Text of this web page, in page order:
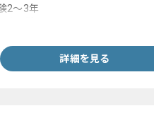
2～3年
詳細を見る